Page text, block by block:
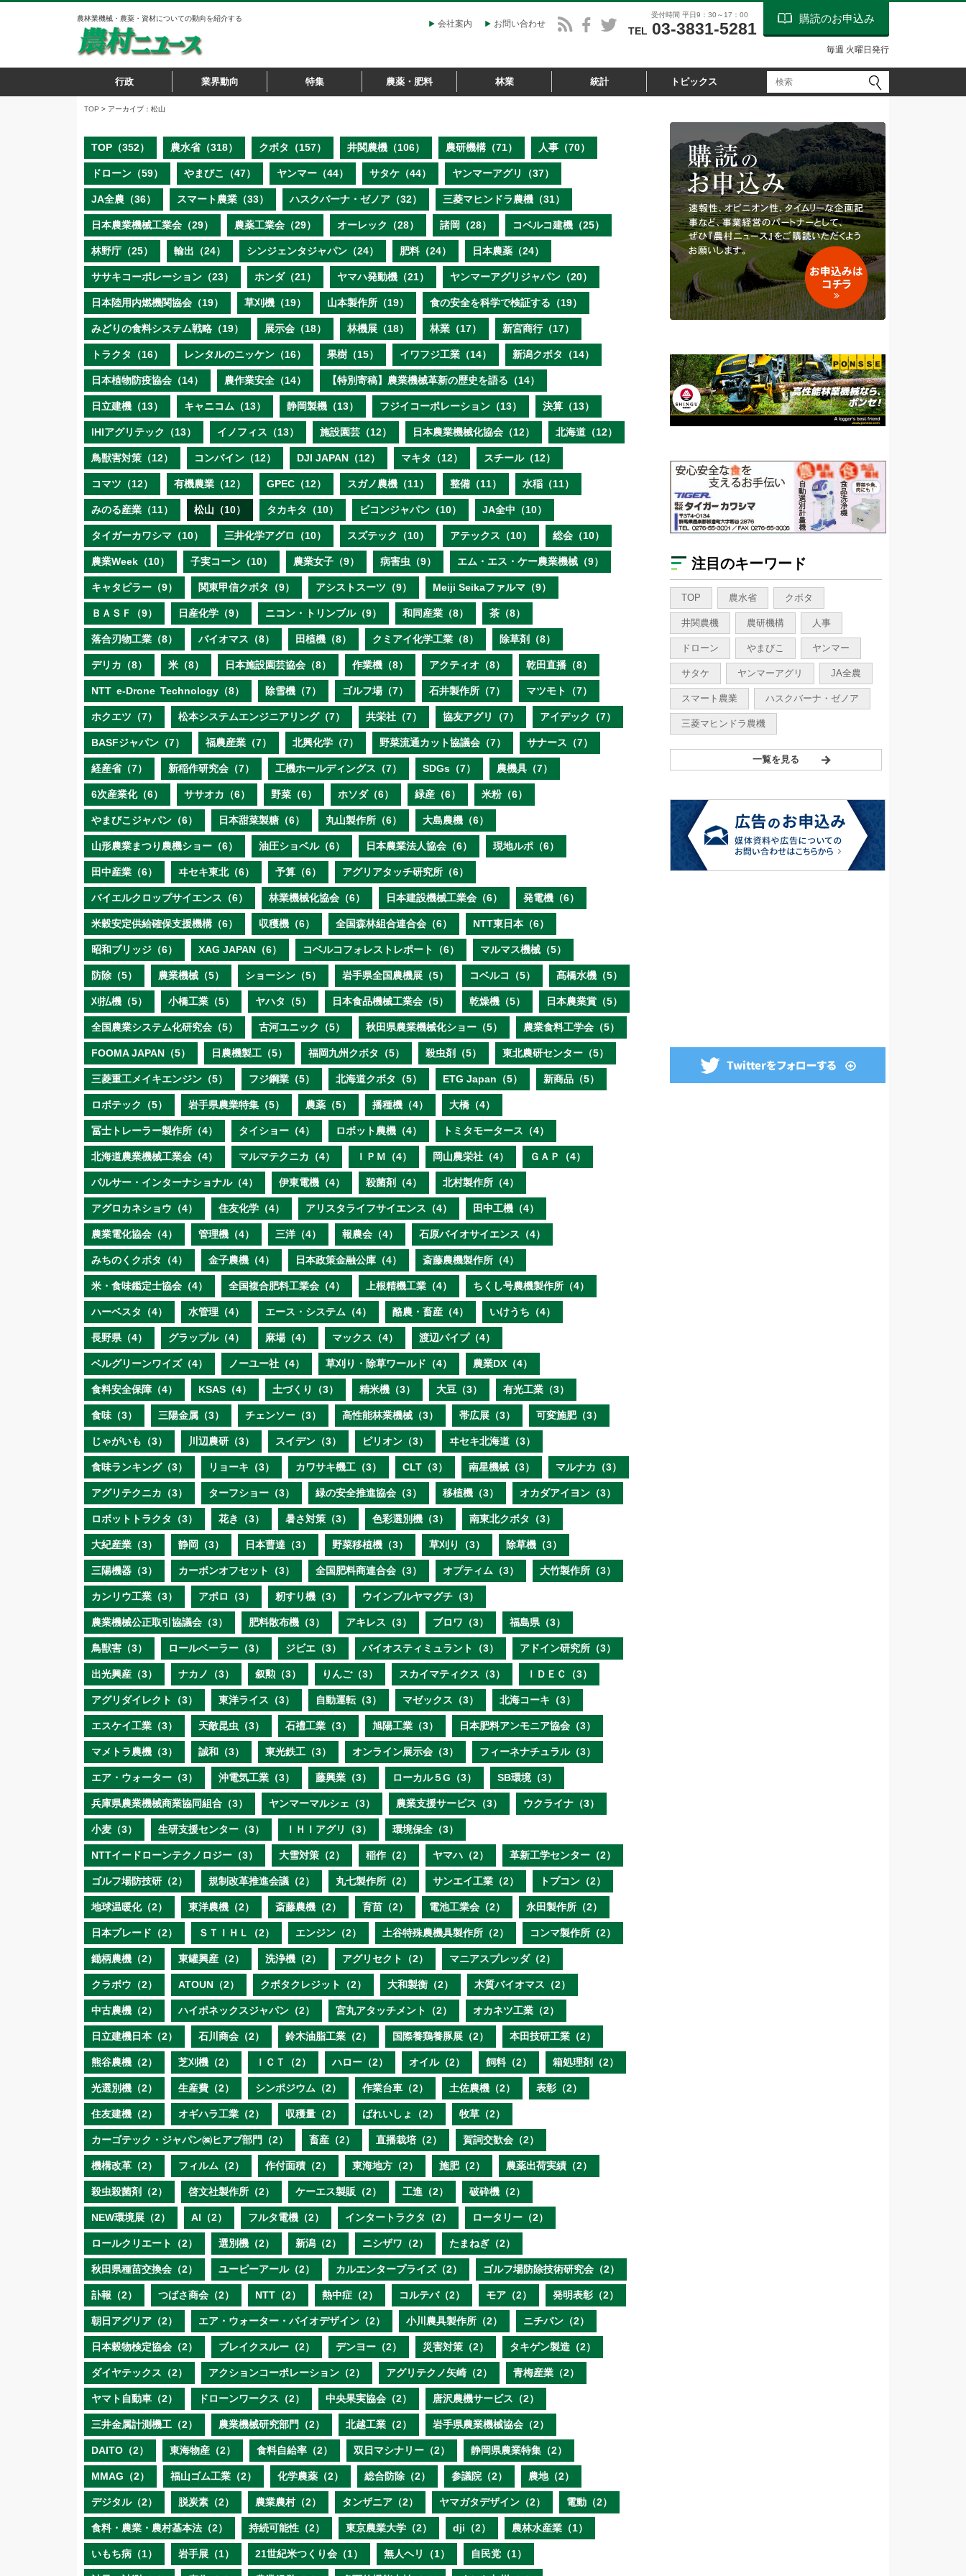
農林業機械・農薬・資材についての動向を紹介する
会社案内 お問い合わせ
受付時間 平日9：30～17：00
TEL 03-3831-5281
購読のお申込み
毎週 火曜日発行
行政 業界動向 特集 農薬・肥料 林業 統計 トピックス
TOP > アーカイブ：松山
TOP（352） 農水省（318） クボタ（157） 井関農機（106） 農研機構（71） 人事（70）
ドローン（59） やまびこ（47） ヤンマー（44） サタケ（44） ヤンマーアグリ（37）
JA全農（36） スマート農業（33） ハスクバーナ・ゼノア（32） 三菱マヒンドラ農機（31）
日本農業機械工業会（29） 農薬工業会（29） オーレック（28） 諸岡（28） コベルコ建機（25）
林野庁（25） 輸出（24） シンジェンタジャパン（24） 肥料（24） 日本農薬（24）
ササキコーポレーション（23） ホンダ（21） ヤマハ発動機（21） ヤンマーアグリジャパン（20）
日本陸用内燃機関協会（19） 草刈機（19） 山本製作所（19） 食の安全を科学で検証する（19）
みどりの食料システム戦略（19） 展示会（18） 林機展（18） 林業（17） 新宮商行（17）
トラクタ（16） レンタルのニッケン（16） 果樹（15） イワフジ工業（14） 新潟クボタ（14）
日本植物防疫協会（14） 農作業安全（14） 【特別寄稿】農業機械革新の歴史を語る（14）
日立建機（13） キャニコム（13） 静岡製機（13） フジイコーポレーション（13） 決算（13）
IHIアグリテック（13） イノフィス（13） 施設園芸（12） 日本農業機械化協会（12） 北海道（12）
鳥獣害対策（12） コンバイン（12） DJI JAPAN（12） マキタ（12） スチール（12）
コマツ（12） 有機農業（12） GPEC（12） スガノ農機（11） 整備（11） 水稲（11）
みのる産業（11） 松山（10） タカキタ（10） ビコンジャパン（10） JA全中（10）
タイガーカワシマ（10） 三井化学アグロ（10） スズテック（10） アテックス（10） 総会（10）
農業Week（10） 子実コーン（10） 農業女子（9） 病害虫（9） エム・エス・ケー農業機械（9）
キャタピラー（9） 関東甲信クボタ（9） アシストスーツ（9） Meiji Seikaファルマ（9）
ＢＡＳＦ（9） 日産化学（9） ニコン・トリンブル（9） 和同産業（8） 茶（8）
落合刃物工業（8） バイオマス（8） 田植機（8） クミアイ化学工業（8） 除草剤（8）
デリカ（8） 米（8） 日本施設園芸協会（8） 作業機（8） アクティオ（8） 乾田直播（8）
NTT e‐Drone Technology（8） 除雪機（7） ゴルフ場（7） 石井製作所（7） マツモト（7）
ホクエツ（7） 松本システムエンジニアリング（7） 共栄社（7） 協友アグリ（7） アイデック（7）
BASFジャパン（7） 福農産業（7） 北興化学（7） 野菜流通カット協議会（7） サナース（7）
経産省（7） 新稲作研究会（7） 工機ホールディングス（7） SDGs（7） 農機具（7）
6次産業化（6） ササオカ（6） 野菜（6） ホソダ（6） 緑産（6） 米粉（6）
やまびこジャパン（6） 日本甜菜製糖（6） 丸山製作所（6） 大島農機（6）
山形農業まつり農機ショー（6） 油圧ショベル（6） 日本農業法人協会（6） 現地ルポ（6）
田中産業（6） ヰセキ東北（6） 予算（6） アグリアタッチ研究所（6）
バイエルクロップサイエンス（6） 林業機械化協会（6） 日本建設機械工業会（6） 発電機（6）
米穀安定供給確保支援機構（6） 収穫機（6） 全国森林組合連合会（6） NTT東日本（6）
昭和ブリッジ（6） XAG JAPAN（6） コベルコフォレストレポート（6） マルマス機械（5）
防除（5） 農業機械（5） ショーシン（5） 岩手県全国農機展（5） コベルコ（5） 髙橋水機（5）
刈払機（5） 小橋工業（5） ヤハタ（5） 日本食品機械工業会（5） 乾燥機（5） 日本農業賞（5）
全国農業システム化研究会（5） 古河ユニック（5） 秋田県農業機械化ショー（5） 農業食料工学会（5）
FOOMA JAPAN（5） 日農機製工（5） 福岡九州クボタ（5） 殺虫剤（5） 東北農研センター（5）
三菱重工メイキエンジン（5） フジ鋼業（5） 北海道クボタ（5） ETG Japan（5） 新商品（5）
ロボテック（5） 岩手県農業特集（5） 農薬（5） 播種機（4） 大橋（4）
冨士トレーラー製作所（4） タイショー（4） ロボット農機（4） トミタモータース（4）
北海道農業機械工業会（4） マルマテクニカ（4） ＩＰＭ（4） 岡山農栄社（4） ＧＡＰ（4）
パルサー・インターナショナル（4） 伊東電機（4） 殺菌剤（4） 北村製作所（4）
アグロカネショウ（4） 住友化学（4） アリスタライフサイエンス（4） 田中工機（4）
農業電化協会（4） 管理機（4） 三洋（4） 報農会（4） 石原バイオサイエンス（4）
みちのくクボタ（4） 金子農機（4） 日本政策金融公庫（4） 斎藤農機製作所（4）
米・食味鑑定士協会（4） 全国複合肥料工業会（4） 上根精機工業（4） ちくし号農機製作所（4）
ハーベスタ（4） 水管理（4） エース・システム（4） 酪農・畜産（4） いけうち（4）
長野県（4） グラップル（4） 麻場（4） マックス（4） 渡辺パイプ（4）
ベルグリーンワイズ（4） ノーユー社（4） 草刈り・除草ワールド（4） 農業DX（4）
食料安全保障（4） KSAS（4） 土づくり（3） 精米機（3） 大豆（3） 有光工業（3）
食味（3） 三陽金属（3） チェンソー（3） 高性能林業機械（3） 帯広展（3） 可変施肥（3）
じゃがいも（3） 川辺農研（3） スイデン（3） ピリオン（3） ヰセキ北海道（3）
食味ランキング（3） リョーキ（3） カワサキ機工（3） CLT（3） 南星機械（3） マルナカ（3）
アグリテクニカ（3） ターフショー（3） 緑の安全推進協会（3） 移植機（3） オカダアイヨン（3）
ロボットトラクタ（3） 花き（3） 暑さ対策（3） 色彩選別機（3） 南東北クボタ（3）
大紀産業（3） 静岡（3） 日本曹達（3） 野菜移植機（3） 草刈り（3） 除草機（3）
三陽機器（3） カーボンオフセット（3） 全国肥料商連合会（3） オプティム（3） 大竹製作所（3）
カンリウ工業（3） アポロ（3） 籾すり機（3） ウインブルヤマグチ（3）
農業機械公正取引協議会（3） 肥料散布機（3） アキレス（3） ブロワ（3） 福島県（3）
鳥獣害（3） ロールベーラー（3） ジビエ（3） バイオスティミュラント（3） アドイン研究所（3）
出光興産（3） ナカノ（3） 叙勲（3） りんご（3） スカイマティクス（3） ＩＤＥＣ（3）
アグリダイレクト（3） 東洋ライス（3） 自動運転（3） マゼックス（3） 北海コーキ（3）
エスケイ工業（3） 天敵昆虫（3） 石禮工業（3） 旭陽工業（3） 日本肥料アンモニア協会（3）
マメトラ農機（3） 誠和（3） 東光鉄工（3） オンライン展示会（3） フィーネナチュラル（3）
エア・ウォーター（3） 沖電気工業（3） 藤興業（3） ローカル５G（3） SB環境（3）
兵庫県農業機械商業協同組合（3） ヤンマーマルシェ（3） 農業支援サービス（3） ウクライナ（3）
小麦（3） 生研支援センター（3） ＩＨＩアグリ（3） 環境保全（3）
NTTイードローンテクノロジー（3） 大雪対策（2） 稲作（2） ヤマハ（2） 革新工学センター（2）
ゴルフ場防技研（2） 規制改革推進会議（2） 丸七製作所（2） サンエイ工業（2） トプコン（2）
地球温暖化（2） 東洋農機（2） 斎藤農機（2） 育苗（2） 電池工業会（2） 永田製作所（2）
日本ブレード（2） ＳＴＩＨＬ（2） エンジン（2） 土谷特殊農機具製作所（2） コンマ製作所（2）
鋤柄農機（2） 東罐興産（2） 洗浄機（2） アグリセクト（2） マニアスプレッダ（2）
クラボウ（2） ATOUN（2） クボタクレジット（2） 大和製衡（2） 木質バイオマス（2）
中古農機（2） ハイポネックスジャパン（2） 宮丸アタッチメント（2） オカネツ工業（2）
日立建機日本（2） 石川商会（2） 鈴木油脂工業（2） 国際養鶏養豚展（2） 本田技研工業（2）
熊谷農機（2） 芝刈機（2） ＩＣＴ（2） ハロー（2） オイル（2） 飼料（2） 箱処理剤（2）
光選別機（2） 生産費（2） シンポジウム（2） 作業台車（2） 土佐農機（2） 表彰（2）
住友建機（2） オギハラ工業（2） 収穫量（2） ばれいしょ（2） 牧草（2）
カーゴテック・ジャパン㈱ヒアブ部門（2） 畜産（2） 直播栽培（2） 賀詞交歓会（2）
機構改革（2） フィルム（2） 作付面積（2） 東海地方（2） 施肥（2） 農薬出荷実績（2）
殺虫殺菌剤（2） 啓文社製作所（2） ケーエス製販（2） 工進（2） 破砕機（2）
NEW環境展（2） AI（2） フルタ電機（2） インタートラクタ（2） ロータリー（2）
ロールクリエート（2） 選別機（2） 新潟（2） ニシザワ（2） たまねぎ（2）
秋田県種苗交換会（2） ユーピーアール（2） カルエンタープライズ（2） ゴルフ場防除技術研究会（2）
訃報（2） つばさ商会（2） NTT（2） 熱中症（2） コルテバ（2） モア（2） 発明表彰（2）
朝日アグリア（2） エア・ウォーター・バイオデザイン（2） 小川農具製作所（2） ニチバン（2）
日本穀物検定協会（2） ブレイクスルー（2） デンヨー（2） 災害対策（2） タキゲン製造（2）
ダイヤテックス（2） アクションコーポレーション（2） アグリテクノ矢崎（2） 青梅産業（2）
ヤマト自動車（2） ドローンワークス（2） 中央果実協会（2） 唐沢農機サービス（2）
三井金属計測機工（2） 農業機械研究部門（2） 北越工業（2） 岩手県農業機械協会（2）
DAITO（2） 東海物産（2） 食料自給率（2） 双日マシナリー（2） 静岡県農業特集（2）
MMAG（2） 福山ゴム工業（2） 化学農薬（2） 総合防除（2） 参議院（2） 農地（2）
デジタル（2） 脱炭素（2） 農業農村（2） タンザニア（2） ヤマガタデザイン（2） 電動（2）
食料・農業・農村基本法（2） 持続可能性（2） 東京農業大学（2） dji（2） 農林水産業（1）
いもち病（1） 岩手展（1） 21世紀米つくり会（1） 無人ヘリ（1） 自民党（1）
注目のキーワード
TOP 農水省 クボタ
井関農機 農研機構 人事
ドローン やまびこ ヤンマー
サタケ ヤンマーアグリ JA全農
スマート農業 ハスクバーナ・ゼノア
三菱マヒンドラ農機
一覧を見る